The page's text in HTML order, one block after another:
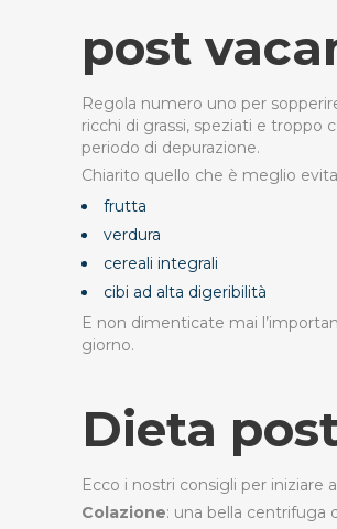
post
Regola numero uno per
ricchi di grassi, speziati e troppo
periodo di depurazione.
Chiarito quello che è meglio
frutta
verdura
cereali integrali
cibi ad alta digeribilità
E non dimenticate mai
giorno.
Dieta
Ecco i nostri consigli per
Colazione: una bella centrifuga